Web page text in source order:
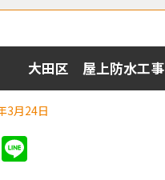
大田区 屋上防水工事
3月24日
T